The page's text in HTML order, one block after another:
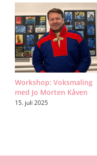
Workshop: Voksmaling
med Jo Morten Kåven
15. juli 2025